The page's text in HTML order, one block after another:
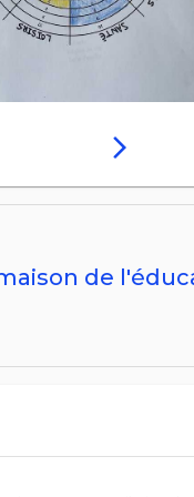
arrow_forward_ios
de